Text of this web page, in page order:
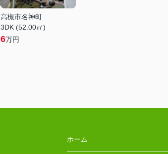
高槻市名神町
3DK (52.00㎡)
6万円
ホーム